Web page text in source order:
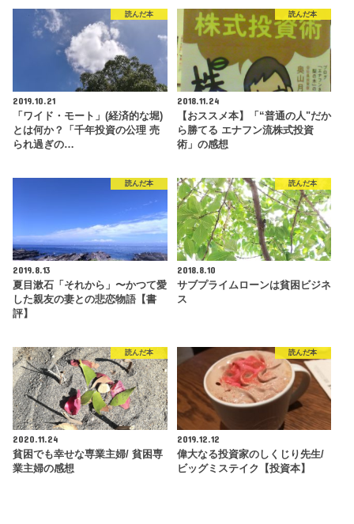
読んだ本
2019.10.21
「ワイド・モート」(経済的な堀)
とは何か？「千年投資の公理 売
られ過ぎの…
読んだ本
2018.11.24
【おススメ本】「“普通の人"だか
ら勝てる エナフン流株式投資
術」の感想
読んだ本
2019.8.13
夏目漱石「それから」〜かつて愛
した親友の妻との悲恋物語【書
評】
読んだ本
2018.8.10
サブプライムローンは貧困ビジネ
ス
読んだ本
2020.11.24
貧困でも幸せな専業主婦/ 貧困専
業主婦の感想
読んだ本
2019.12.12
偉大なる投資家のしくじり先生/
ビッグミステイク【投資本】